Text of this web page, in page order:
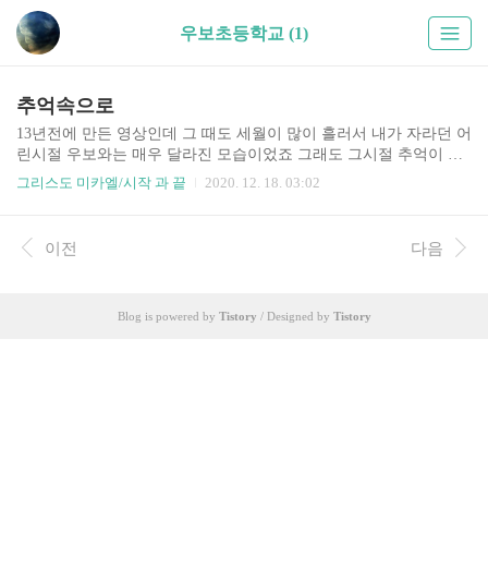
우보초등학교 (1)
추억속으로
13년전에 만든 영상인데 그 때도 세월이 많이 흘러서 내가 자라던 어
린시절 우보와는 매우 달라진 모습이었죠 그래도 그시절 추억이 충
분히 떠 올려 질 만큼 틀은 유지하고 있었답니다. 성인이 된 울집 아
그리스도 미카엘/시작 과 끝 2020. 12. 18. 03:02
이전 다음
Blog is powered by Tistory / Designed by Tistory